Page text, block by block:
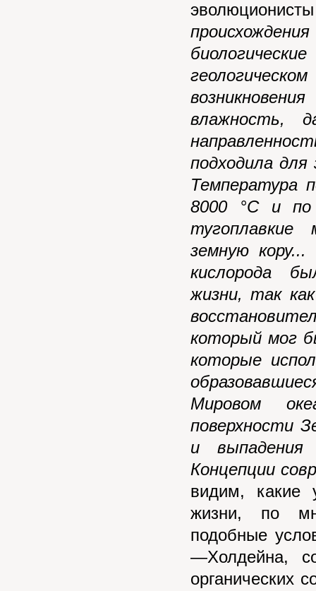
влажность,
подходила
Температура
8000 °С и по
тугоплавкие
земную
кислорода
жизни, так
который мог
которые
Мировом
поверхности
и выпадения
Концепции
видим, какие
жизни, по
подобные
—Холдейна,
органических